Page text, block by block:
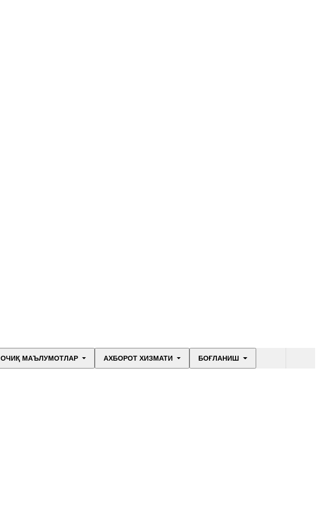
ОЧИҚ МАЪЛУМОТЛАР АХБОРОТ ХИЗМАТИ БОҒЛАНИШ